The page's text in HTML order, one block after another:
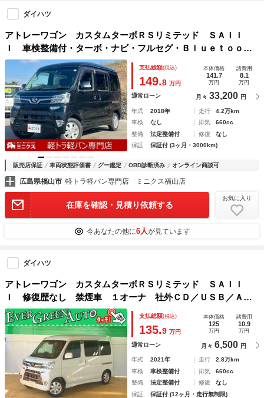
ダイハツ
アトレーワゴン カスタムターボＲＳリミテッド ＳＡＩＩ
Ｉ 車検整備付・ターボ・ナビ・フルセグ・Ｂｌｕｅｔｏｏｔ
ｈ・スマートキー・ＥＴＣ・エアコン・パワーウィンドウ・エ
アバック・ＡＢＳ・横滑り防止・衝突軽減システム・電動格納
ミラー・盗難防止装置・ラジオ・ＣＤ
支払総額(税込)
149.8 万円
本体価格
141.7
万円
諸費用
8.1
万円
通常ローン 月々 33,200 円
年式 2018年 走行
4.2万km
車検
なし 排気
660cc
整備
法定整備付 修復
なし
保証
保証付 (3ヶ月・3000km)
販売店保証 車両状態評価書 グー鑑定 OBD診断済み オンライン商談可
広島県福山市 軽トラ軽バン専門店 ミニクス福山店
在庫を確認・見積り依頼する
お気に入り
今あなたの他に6人が見ています
ダイハツ
アトレーワゴン カスタムターボＲＳリミテッド ＳＡＩＩ
Ｉ 修復歴なし 禁煙車 １オーナ 社外ＣＤ／ＵＳＢ／ＡＵ
Ｘ接続 衝突軽減ブレーキ 自動ドア キーレス ｉ－ｓｔｏ
ｐ オートエアコン 社外ダウンサス 社外ラテラルロッ
ド ＬＥＤ フォグ 純正１３ＡＷ
支払総額(税込)
135.9 万円
本体価格
125
万円
諸費用
10.9
万円
通常ローン 月々 6,500 円
年式 2021年 走行
2.8万km
車検
車検整備付 排気
660cc
整備
法定整備付 修復
なし
保証
保証付 (12ヶ月・走行無制限)